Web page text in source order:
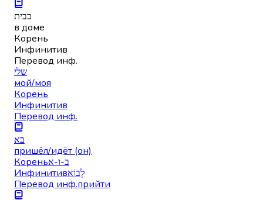
בבית
в доме
Корень
Инфинитив
Перевод инф.
שלי
мой/моя
Корень
Инфинитив
Перевод инф.
בא
пришёл/идёт (он)
Кореньב-ו-א
Инфинитивלָבוֹא
Перевод инф.прийти